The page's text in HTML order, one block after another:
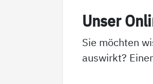
Un­ser
Sie möchten
auswirkt?